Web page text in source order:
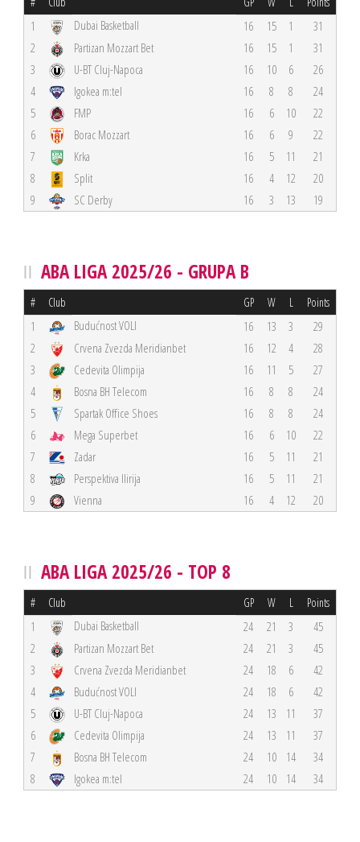
1 Dubai Basketball 16 15 1
31
2
Partizan Mozzart Bet 16 15 1
31
3
U-BT Cluj-Napoca 16 10 6
26
4
Igokea m:tel 16 8 8
24
5
FMP 16 6 10
22
6
Borac Mozzart 16 6 9
22
7
Krka 16 5 11
21
8
Split 16 4 12
20
9
SC Derby 16 3 13 19
ABA LIGA 2025/26 - GRUPA B
# Club GP W L Points
1 Budućnost VOLI 16 13 3
29
2
Crvena Zvezda Meridianbet 16 12 4
28
3
Cedevita Olimpija 16 11 5
27
4
Bosna BH Telecom 16 8 8
24
5
Spartak Office Shoes 16 8 8
24
6
Mega Superbet 16 6 10
22
7
Zadar 16 5 11
21
8
Perspektiva Ilirija 16 5 11
21
9
Vienna 16 4 12 20
ABA LIGA 2025/26 - TOP 8
# Club GP W L Points
1 Dubai Basketball 24 21 3
45
2
Partizan Mozzart Bet 24 21 3
45
3
Crvena Zvezda Meridianbet 24 18 6
42
4
Budućnost VOLI 24 18 6
42
5
U-BT Cluj-Napoca 24 13 11
37
6
Cedevita Olimpija 24 13 11
37
7
Bosna BH Telecom 24 10 14
34
8
Igokea m:tel 24 10 14 34